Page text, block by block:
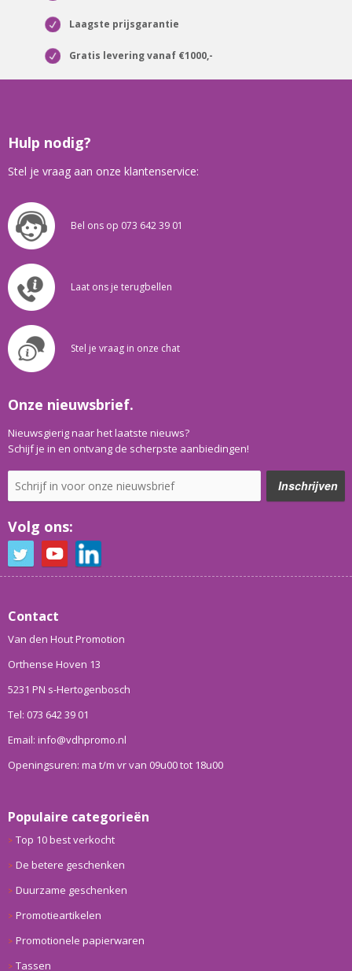
Laagste prijsgarantie
Gratis levering vanaf €1000,-
Hulp nodig?
Stel je vraag aan onze klantenservice:
Bel ons op 073 642 39 01
Laat ons je terugbellen
Stel je vraag in onze chat
Onze nieuwsbrief.
Nieuwsgierig naar het laatste nieuws?
Schijf je in en ontvang de scherpste aanbiedingen!
Volg ons:
Contact
Van den Hout Promotion
Orthense Hoven 13
5231 PN s-Hertogenbosch
Tel: 073 642 39 01
Email: info@vdhpromo.nl
Openingsuren: ma t/m vr van 09u00 tot 18u00
Populaire categorieën
Top 10 best verkocht
De betere geschenken
Duurzame geschenken
Promotieartikelen
Promotionele papierwaren
Tassen